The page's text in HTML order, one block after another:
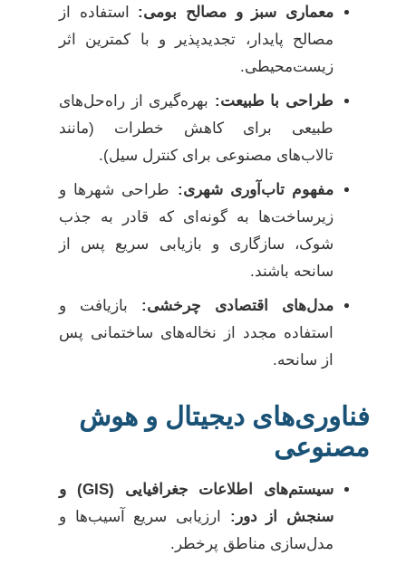
معماری سبز و مصالح بومی: استفاده از
مصالح پایدار، تجدیدپذیر و با کمترین اثر
زیست‌محیطی.
طراحی با طبیعت: بهره‌گیری از راه‌حل‌های
طبیعی برای کاهش خطرات (مانند
تالاب‌های مصنوعی برای کنترل سیل).
مفهوم تاب‌آوری شهری: طراحی شهرها و
زیرساخت‌ها به گونه‌ای که قادر به جذب
شوک، سازگاری و بازیابی سریع پس از
سانحه باشند.
مدل‌های اقتصادی چرخشی: بازیافت و
استفاده مجدد از نخاله‌های ساختمانی پس
از سانحه.
فناوری‌های دیجیتال و هوش
مصنوعی
سیستم‌های اطلاعات جغرافیایی (GIS) و
سنجش از دور: ارزیابی سریع آسیب‌ها و
مدل‌سازی مناطق پرخطر.